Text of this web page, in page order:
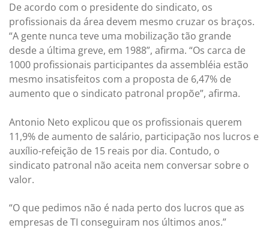
De acordo com o presidente do sindicato, os
profissionais da área devem mesmo cruzar os braços.
“A gente nunca teve uma mobilização tão grande
desde a última greve, em 1988”, afirma. “Os carca de
1000 profissionais participantes da assembléia estão
mesmo insatisfeitos com a proposta de 6,47% de
aumento que o sindicato patronal propõe”, afirma.
Antonio Neto explicou que os profissionais querem
11,9% de aumento de salário, participação nos lucros e
auxílio-refeição de 15 reais por dia. Contudo, o
sindicato patronal não aceita nem conversar sobre o
valor.
“O que pedimos não é nada perto dos lucros que as
empresas de TI conseguiram nos últimos anos.”